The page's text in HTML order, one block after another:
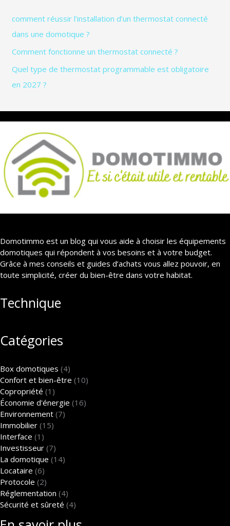
comment réussir l’installation d’un thermostat connecté
dans une domotique ?
Comment fonctionne un thermostat connecté ?
Quel type de thermostat programmable est obligatoire
en 2027 ?
Domotimmo est un blog qui vous aide à choisir les équipements
domotiques qui répondent à vos besoins et à votre budget.
Grâce à mes conseils et guides d’achats vous allez pouvoir, en
toute simplicité, créer du bien-être dans votre habitat.
Technique
Catégories
Box domotiques (4)
Confort et bien-être (10)
Copropriété (1)
Économie d'énergie (16)
Environnement (7)
Immobilier (15)
Interface (1)
Investisseur (7)
La domotique (14)
Locataire (6)
Protocole (2)
Réglementation (4)
Sécurité et sûreté (4)